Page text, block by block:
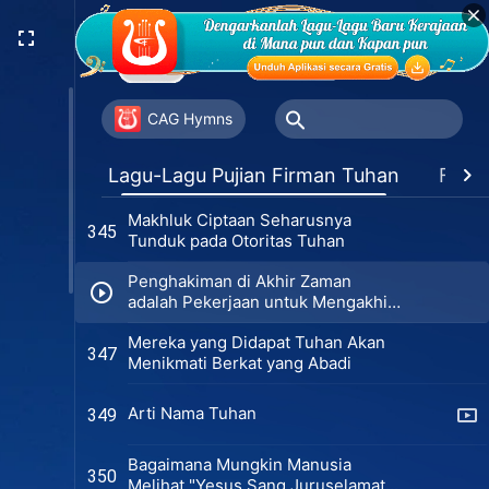
CAG Hymns
Lagu-Lagu Pujian Firman Tuhan
342 Satu-Satunya Keinginan Tuhan
343
Apakah Engkau Tahu Tujuan dan
Makna Pekerjaan Tuhan?
344
adalah Menjadi Saksi Tuhan
345
Makhluk Ciptaan Seharusnya
Tunduk pada Otoritas Tuhan
Penghakiman di Akhir Zaman
adalah Pekerjaan untuk Mengakhiri
Zaman
347
Mereka yang Didapat Tuhan Akan
Menikmati Berkat yang Abadi
349 Arti Nama Tuhan
350
Bagaimana Mungkin Manusia